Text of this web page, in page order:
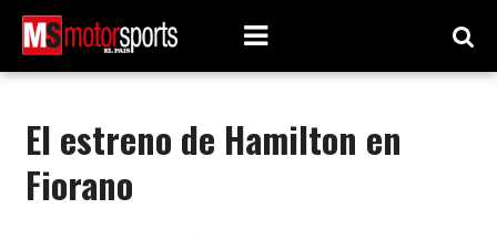
El estreno de Hamilton en
Fiorano